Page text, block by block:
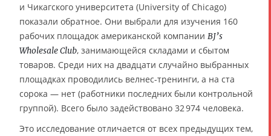
и Чикагского университета (University of Chicago)
показали обратное. Они выбрали для изучения 160
рабочих площадок американской компании BJ’s
Wholesale Club, занимающейся складами и сбытом
товаров. Среди них на двадцати случайно выбранных
площадках проводились велнес-тренинги, а на ста
сорока — нет (работники последних были контрольной
группой). Всего было задействовано 32 974 человека.
Это исследование отличается от всех предыдущих тем,